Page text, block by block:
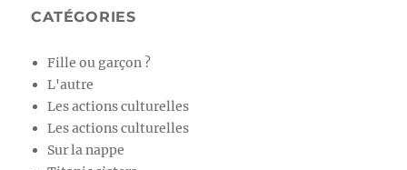
CATÉGORIES
Fille ou garçon ?
L'autre
Les actions culturelles
Les actions culturelles
Sur la nappe